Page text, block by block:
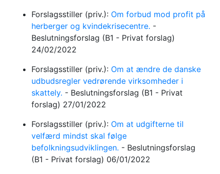
Forslagsstiller (priv.): Om forbud mod profit på
herberger og kvindekrisecentre. -
Beslutningsforslag (B1 - Privat forslag)
24/02/2022
Forslagsstiller (priv.): Om at ændre de danske
udbudsregler vedrørende virksomheder i
skattely. - Beslutningsforslag (B1 - Privat
forslag) 27/01/2022
Forslagsstiller (priv.): Om at udgifterne til
velfærd mindst skal følge
befolkningsudviklingen. - Beslutningsforslag
(B1 - Privat forslag) 06/01/2022